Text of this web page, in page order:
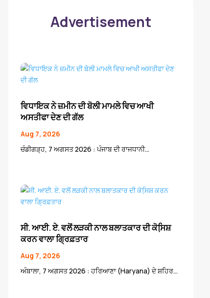
Advertisement
ਵਿਧਾਇਕ ਨੇ ਜ਼ਮੀਨ ਦੀ ਬੋਲੀ ਮਾਮਲੇ ਵਿਚ ਆਖੀ
ਅਸਤੀਫਾ ਦੇਣ ਦੀ ਗੱਲ
Aug 7, 2026
ਚੰਡੀਗੜ੍ਹ, 7 ਅਗਸਤ 2026 : ਪੰਜਾਬ ਦੀ ਰਾਜਧਾਨੀ...
ਸੀ. ਆਈ. ਏ. ਵਲੋਂ ਲੜਕੀ ਨਾਲ ਬਲਾਤਕਾਰ ਦੀ ਕੋਸਿ਼ਸ਼
ਕਰਨ ਵਾਲਾ ਗ੍ਰਿਫ਼ਤਾਰ
Aug 7, 2026
ਅੰਬਾਲਾ, 7 ਅਗਸਤ 2026 : ਹਰਿਆਣਾ (Haryana) ਦੇ ਸ਼ਹਿਰ...